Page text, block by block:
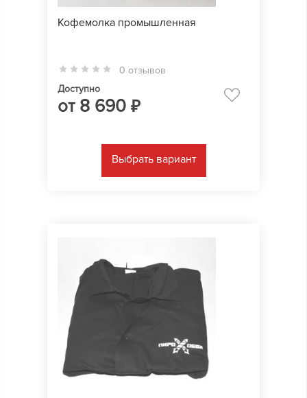
Кофемолка промышленная
0 отзывов
Доступно
от 8 690 ₽
Выбрать вариант